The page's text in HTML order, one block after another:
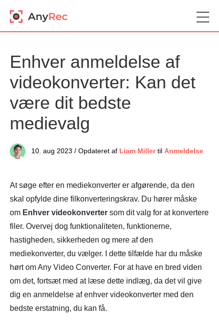
Enhver anmeldelse af
videokonverter: Kan det
være dit bedste
medievalg
10. aug 2023 / Opdateret af Liam Millertil Anmeldelse
At søge efter en mediekonverter er afgørende, da den
skal opfylde dine filkonverteringskrav. Du hører måske
om Enhver videokonverter som dit valg for at konvertere
filer. Overvej dog funktionaliteten, funktionerne,
hastigheden, sikkerheden og mere af den
mediekonverter, du vælger. I dette tilfælde har du måske
hørt om Any Video Converter. For at have en bred viden
om det, fortsæt med at læse dette indlæg, da det vil give
dig en anmeldelse af enhver videokonverter med den
bedste erstatning, du kan få.